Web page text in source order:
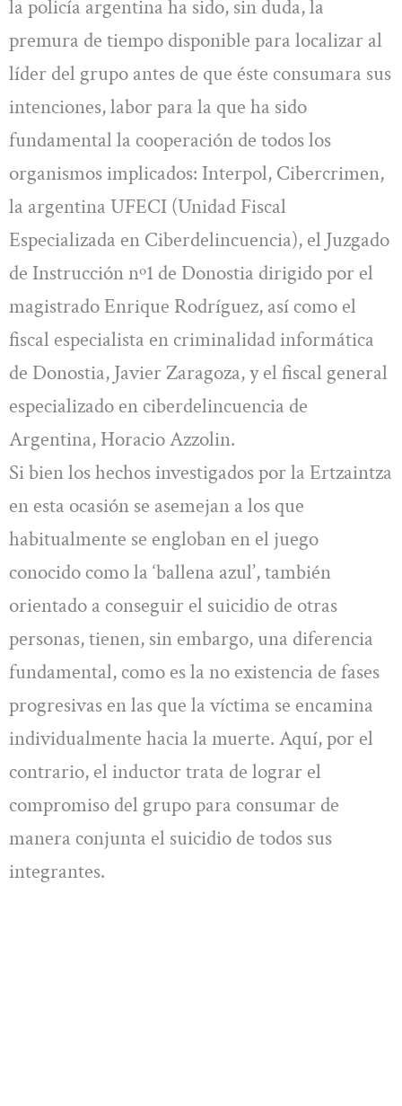
la policía argentina ha sido, sin duda, la
premura de tiempo disponible para localizar al
líder del grupo antes de que éste consumara sus
intenciones, labor para la que ha sido
fundamental la cooperación de todos los
organismos implicados: Interpol, Cibercrimen,
la argentina UFECI (Unidad Fiscal
Especializada en Ciberdelincuencia), el Juzgado
de Instrucción nº1 de Donostia dirigido por el
magistrado Enrique Rodríguez, así como el
fiscal especialista en criminalidad informática
de Donostia, Javier Zaragoza, y el fiscal general
especializado en ciberdelincuencia de
Argentina, Horacio Azzolin.
Si bien los hechos investigados por la Ertzaintza
en esta ocasión se asemejan a los que
habitualmente se engloban en el juego
conocido como la ‘ballena azul’, también
orientado a conseguir el suicidio de otras
personas, tienen, sin embargo, una diferencia
fundamental, como es la no existencia de fases
progresivas en las que la víctima se encamina
individualmente hacia la muerte. Aquí, por el
contrario, el inductor trata de lograr el
compromiso del grupo para consumar de
manera conjunta el suicidio de todos sus
integrantes.